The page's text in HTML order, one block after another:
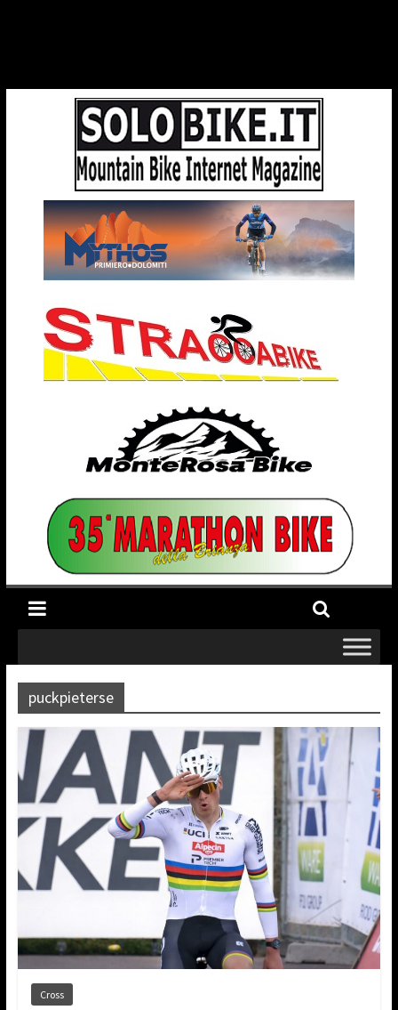
puckpieterse
Cross